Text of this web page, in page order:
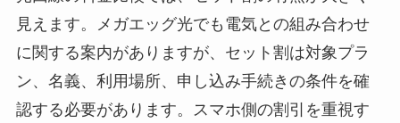
見えます。メガエッグ光でも電気との組み合わせ
に関する案内がありますが、セット割は対象プラ
ン、名義、利用場所、申し込み手続きの条件を確
認する必要があります。スマホ側の割引を重視す